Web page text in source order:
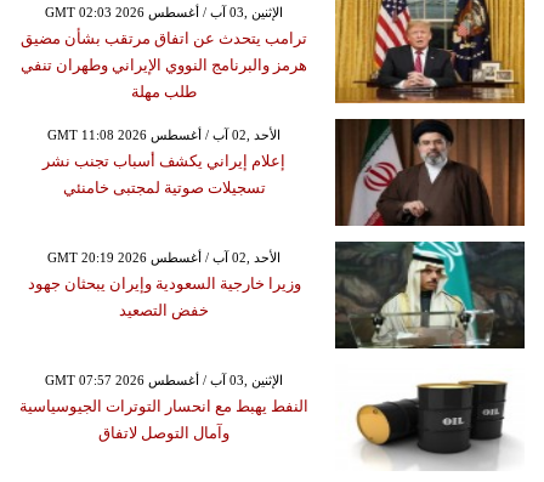
GMT 02:03 2026 الإثنين ,03 آب / أغسطس
ترامب يتحدث عن اتفاق مرتقب بشأن مضيق
هرمز والبرنامج النووي الإيراني وطهران تنفي
طلب مهلة
GMT 11:08 2026 الأحد ,02 آب / أغسطس
إعلام إيراني يكشف أسباب تجنب نشر
تسجيلات صوتية لمجتبى خامنئي
GMT 20:19 2026 الأحد ,02 آب / أغسطس
وزيرا خارجية السعودية وإيران يبحثان جهود
خفض التصعيد
GMT 07:57 2026 الإثنين ,03 آب / أغسطس
النفط يهبط مع انحسار التوترات الجيوسياسية
وآمال التوصل لاتفاق